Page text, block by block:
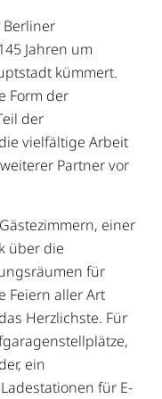
Jahren um
kümmert.
Form der
der
vielfältige Arbeit
Partner vor
einer
über die
für
Feiern aller Art
Herzlichste. Für
ein
für E-